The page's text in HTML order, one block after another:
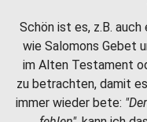
Schön ist es, z.B.
wie Salomons Gebet
im Alten Testament
zu betrachten, damit
immer wieder bete: